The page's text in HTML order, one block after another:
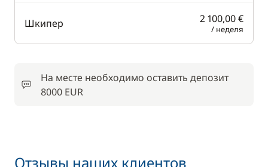
Шкипер 2 100,00 €
/ неделя
На месте необходимо оставить депозит
8000 EUR
Отзывы наших клиентов